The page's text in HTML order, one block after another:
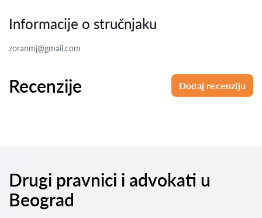
Informacije o stručnjaku
zoranmj@gmail.com
Recenzije Dodaj recenziju
Drugi pravnici i advokati u
Beograd